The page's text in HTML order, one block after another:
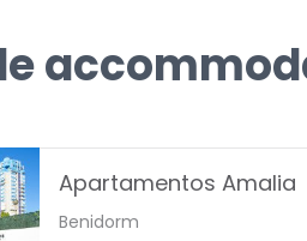
Apartamentos Amalia
Benidorm